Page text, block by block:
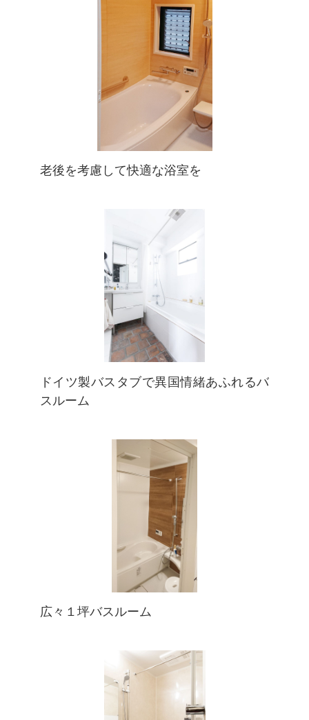
老後を考慮して快適な浴室を
ドイツ製バスタブで異国情緒あふれるバ
スルーム
広々１坪バスルーム